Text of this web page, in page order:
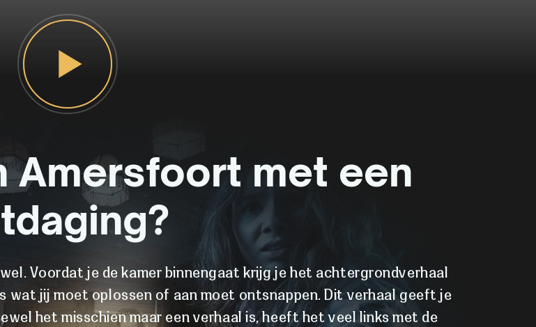
Amersfoort met een
Voordat je de kamer binnengaat krijg je het achtergrondverhaal
wat jij moet oplossen of aan moet ontsnappen. Dit verhaal geeft je
het misschien maar een verhaal is, heeft het veel links met de